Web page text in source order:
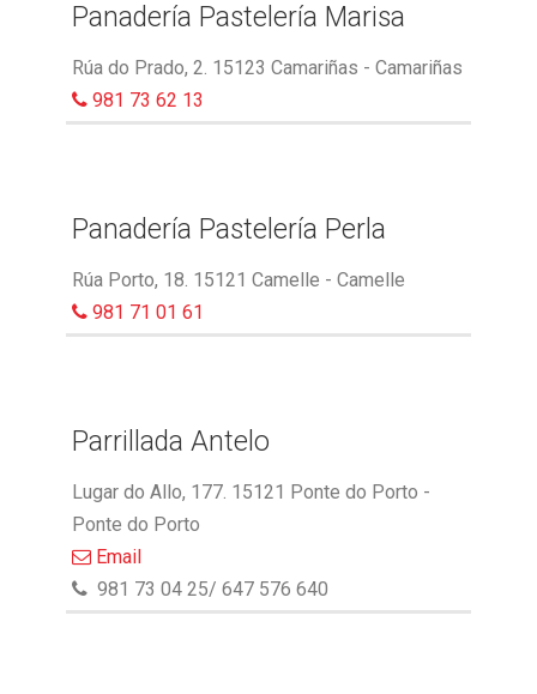
Panadería Pastelería Marisa
Rúa do Prado, 2. 15123 Camariñas - Camariñas
981 73 62 13
Panadería Pastelería Perla
Rúa Porto, 18. 15121 Camelle - Camelle
981 71 01 61
Parrillada Antelo
Lugar do Allo, 177. 15121 Ponte do Porto -
Ponte do Porto
Email
981 73 04 25/ 647 576 640